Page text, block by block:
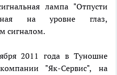
лампа "Отпусти
на уровне глаз,
сигналом.
2011 года в Туношне
"Як-Сервис", на